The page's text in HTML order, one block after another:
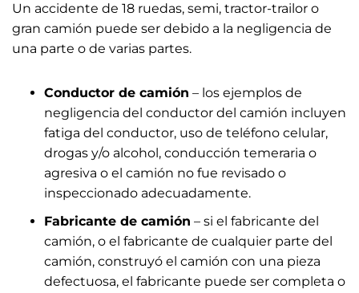
Un accidente de 18 ruedas, semi, tractor-trailor o
gran camión puede ser debido a la negligencia de
una parte o de varias partes.
Conductor de camión – los ejemplos de
negligencia del conductor del camión incluyen
fatiga del conductor, uso de teléfono celular,
drogas y/o alcohol, conducción temeraria o
agresiva o el camión no fue revisado o
inspeccionado adecuadamente.
Fabricante de camión – si el fabricante del
camión, o el fabricante de cualquier parte del
camión, construyó el camión con una pieza
defectuosa, el fabricante puede ser completa o